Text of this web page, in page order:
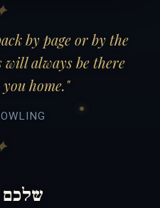
by page or by the
will always be there
home."
שלכם